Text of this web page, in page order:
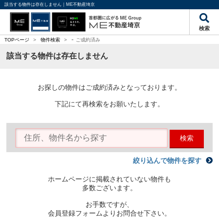
該当する物件は存在しません｜ME不動産埼京
検索
TOPページ > 物件検索 > - ご成約済み
該当する物件は存在しません
お探しの物件はご成約済みとなっております。
下記にて再検索をお願いたします。
検索
絞り込んで物件を探す
ホームページに掲載されていない物件も
多数ございます。
お手数ですが、
会員登録フォームよりお問合せ下さい。